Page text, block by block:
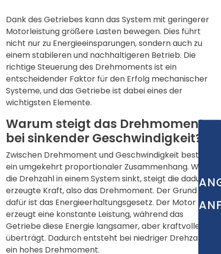
Dank des Getriebes kann das System mit geringerer
Motorleistung größere Lasten bewegen. Dies führt
nicht nur zu Energieeinsparungen, sondern auch zu
einem stabileren und nachhaltigeren Betrieb. Die
richtige Steuerung des Drehmoments ist ein
entscheidender Faktor für den Erfolg mechanischer
Systeme, und das Getriebe ist dabei eines der
wichtigsten Elemente.
Warum steigt das Drehmoment
bei sinkender Geschwindigkeit?
Zwischen Drehmoment und Geschwindigkeit besteht
ein umgekehrt proportionaler Zusammenhang. Wenn
die Drehzahl in einem System sinkt, steigt die dadurch
erzeugte Kraft, also das Drehmoment. Der Grund
dafür ist das Energieerhaltungsgesetz. Der Motor
erzeugt eine konstante Leistung, während das
Getriebe diese Energie langsamer, aber kraftvoller
überträgt. Dadurch entsteht bei niedriger Drehzahl
ein hohes Drehmoment.